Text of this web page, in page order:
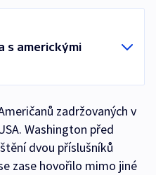
s americkými
zadržovaných v
Washington před
dvou příslušníků
zase hovořilo mimo jiné